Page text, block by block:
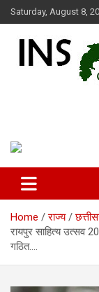
Skip
to
Saturday, August 8,
Home राज्य
रायपुर साहित्य उत्सव
गठित….